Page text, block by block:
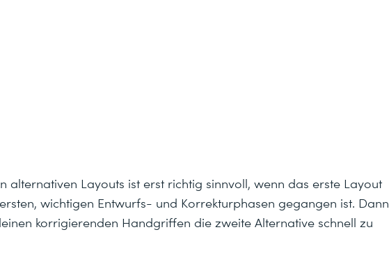
alternativen Layouts ist erst richtig sinnvoll, wenn das erste Layout
wichtigen Entwurfs- und Korrekturphasen gegangen ist. Dann
korrigierenden Handgriffen die zweite Alternative schnell zu